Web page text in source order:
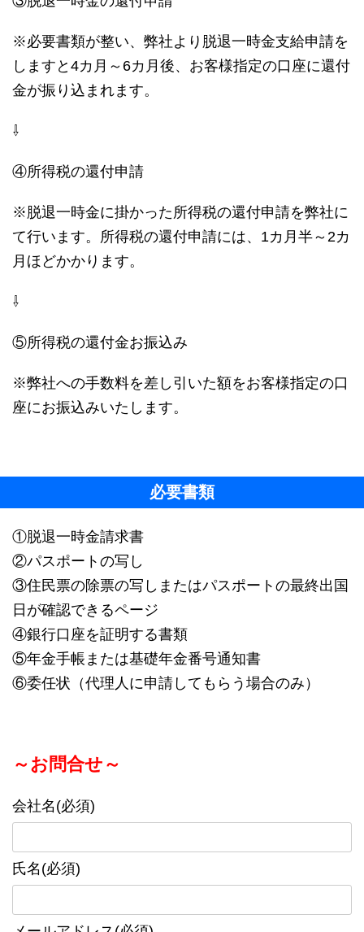
※必要書類が整い、弊社より脱退一時金支給申請を
しますと4カ月～6カ月後、お客様指定の口座に還付
金が振り込まれます。
⇩
④所得税の還付申請
※脱退一時金に掛かった所得税の還付申請を弊社に
て行います。所得税の還付申請には、1カ月半～2カ
月ほどかかります。
⇩
⑤所得税の還付金お振込み
※弊社への手数料を差し引いた額をお客様指定の口
座にお振込みいたします。
必要書類
①脱退一時金請求書
②パスポートの写し
③住民票の除票の写しまたはパスポートの最終出国
日が確認できるページ
④銀行口座を証明する書類
⑤年金手帳または基礎年金番号通知書
⑥委任状（代理人に申請してもらう場合のみ）
～お問合せ～
会社名(必須)
氏名(必須)